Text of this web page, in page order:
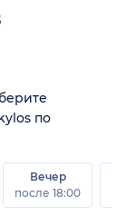
по
Вечер
после 18:00